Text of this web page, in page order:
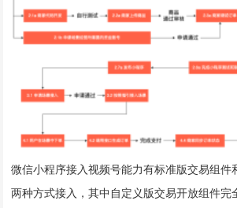
微信小程序接入视频号能力有标准版交易组件
两种方式接入，其中自定义版交易开放组件完